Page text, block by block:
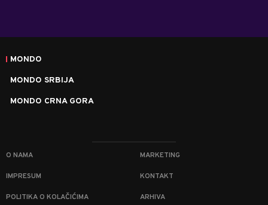
MONDO
MONDO SRBIJA
MONDO CRNA GORA
O NAMA MARKETING
IMPRESUM KONTAKT
POLITIKA O KOLAČIĆIMA ARHIVA